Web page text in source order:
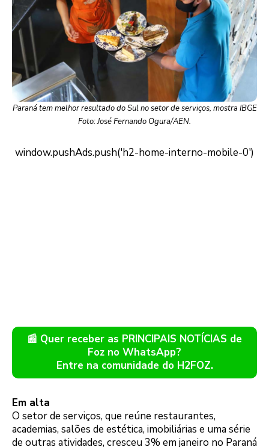
Paraná tem melhor resultado do Sul no setor de serviços, mostra IBGE
Foto: José Fernando Ogura/AEN.
📰 Quer receber as PRINCIPAIS NOTÍCIAS de
Foz no WhatsApp?
Entre na comunidade do H2FOZ.
Em alta
O setor de serviços, que reúne restaurantes,
academias, salões de estética, imobiliárias e uma série
de outras atividades, cresceu 3% em janeiro no Paraná